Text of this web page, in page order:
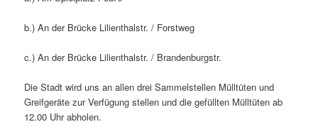
b.) An der Brücke Lilienthalstr. / Forstweg
c.) An der Brücke Lilienthalstr. / Brandenburgstr.
Die Stadt wird uns an allen drei Sammelstellen Mülltüten und
Greifgeräte zur Verfügung stellen und die gefüllten Mülltüten ab
12.00 Uhr abholen.